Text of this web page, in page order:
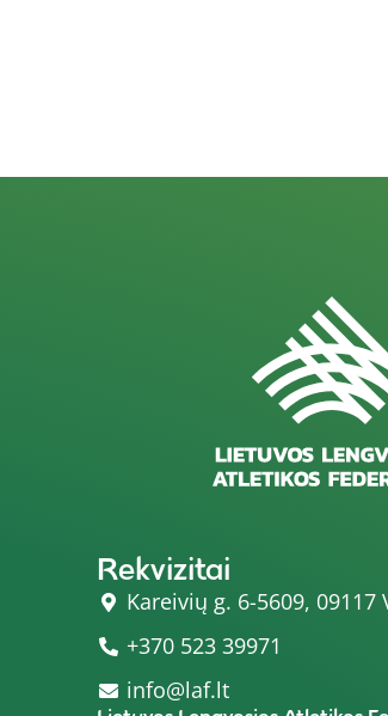
Rekvizitai
Kareivių g. 6-5609, 09117
+370 523 39971
info@laf.lt